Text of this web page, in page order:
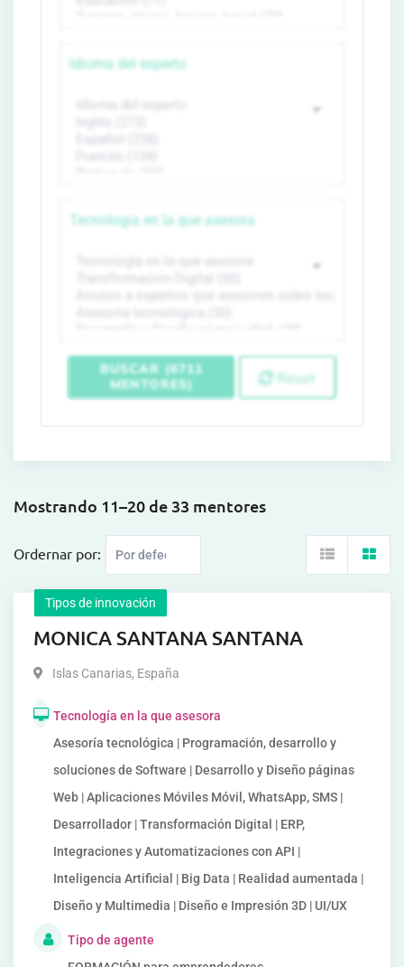
Idioma del experto
Tecnología en la que asesora
BUSCAR (6711
MENTORES)
Reset
Mostrando 11–20 de 33 mentores
Ordernar por:
Tipos de innovación
MONICA SANTANA SANTANA
Islas Canarias, España
Tecnología en la que asesora
Asesoría tecnológica | Programación, desarrollo y
soluciones de Software | Desarrollo y Diseño páginas
Web | Aplicaciones Móviles Móvil, WhatsApp, SMS |
Desarrollador | Transformación Digital | ERP,
Integraciones y Automatizaciones con API |
Inteligencia Artificial | Big Data | Realidad aumentada |
Diseño y Multimedia | Diseño e Impresión 3D | UI/UX
Tipo de agente